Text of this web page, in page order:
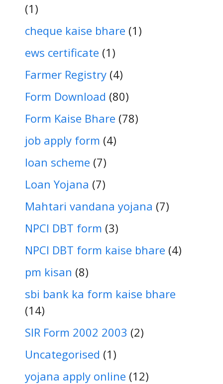
(1)
cheque kaise bhare (1)
ews certificate (1)
Farmer Registry (4)
Form Download (80)
Form Kaise Bhare (78)
job apply form (4)
loan scheme (7)
Loan Yojana (7)
Mahtari vandana yojana (7)
NPCI DBT form (3)
NPCI DBT form kaise bhare (4)
pm kisan (8)
sbi bank ka form kaise bhare
(14)
SIR Form 2002 2003 (2)
Uncategorised (1)
yojana apply online (12)